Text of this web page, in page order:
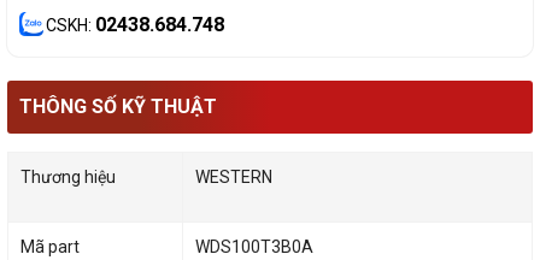
CSKH: 02438.684.748
THÔNG SỐ KỸ THUẬT
Thương hiệu WESTERN
Mã part WDS100T3B0A